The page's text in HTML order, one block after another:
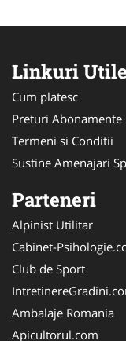
Linkuri Utile
Cum platesc
Preturi Abonamente
Termeni si Conditii
Sustine Amenajari
Parteneri
Alpinist Utilitar
Cabinet-
Club de Sport
Ambalaje Romania
Apicultorul.com